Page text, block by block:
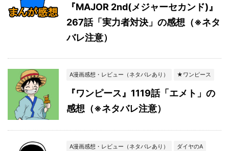
『MAJOR 2nd(メジャーセカンド)』
267話「実力者対決」の感想（※ネタ
バレ注意）
A漫画感想・レビュー（ネタバレあり） ★ワンピース
『ワンピース』1119話「エメト」の
感想（※ネタバレ注意）
A漫画感想・レビュー（ネタバレあり） ダイヤのA